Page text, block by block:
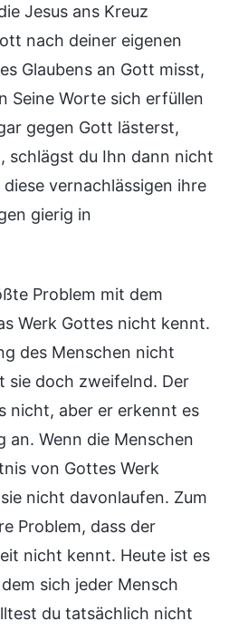
Jesus ans Kreuz
nach deiner eigenen
Glaubens an Gott misst,
Seine Worte sich erfüllen
gegen Gott lästerst,
schlägst du Ihn dann nicht
vernachlässigen ihre
gierig in
Problem mit dem
Werk Gottes nicht kennt.
des Menschen nicht
sie doch zweifelnd. Der
nicht, aber er erkennt es
an. Wenn die Menschen
von Gottes Werk
nicht davonlaufen. Zum
Problem, dass der
nicht kennt. Heute ist es
sich jeder Mensch
du tatsächlich nicht